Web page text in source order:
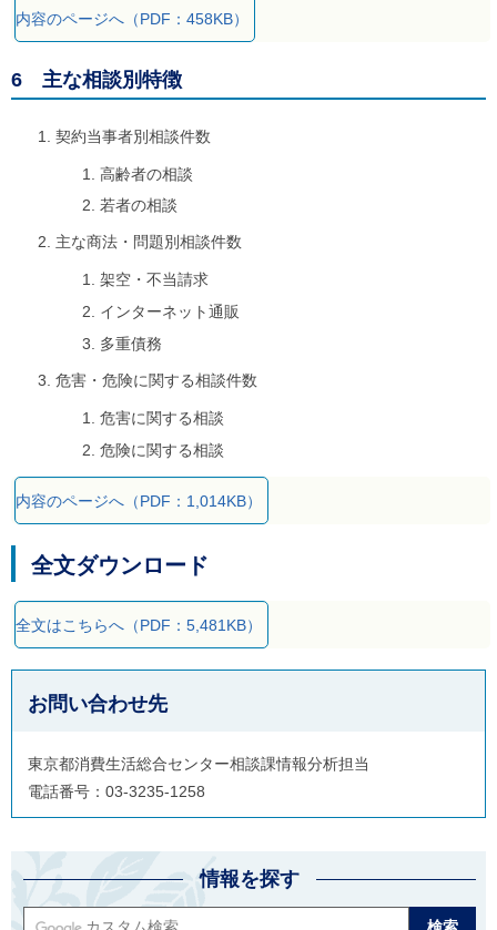
内容のページへ（PDF：458KB）
6 主な相談別特徴
契約当事者別相談件数
高齢者の相談
若者の相談
主な商法・問題別相談件数
架空・不当請求
インターネット通販
多重債務
危害・危険に関する相談件数
危害に関する相談
危険に関する相談
内容のページへ（PDF：1,014KB）
全文ダウンロード
全文はこちらへ（PDF：5,481KB）
お問い合わせ先
東京都消費生活総合センター相談課情報分析担当
電話番号：03-3235-1258
情報を探す